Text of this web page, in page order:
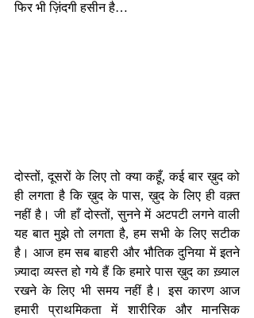
फिर भी ज़िंदगी हसीन है…
दोस्तों, दूसरों के लिए तो क्या कहूँ, कई बार ख़ुद को
ही लगता है कि ख़ुद के पास, ख़ुद के लिए ही वक़्त
नहीं है। जी हाँ दोस्तों, सुनने में अटपटी लगने वाली
यह बात मुझे तो लगता है, हम सभी के लिए सटीक
है। आज हम सब बाहरी और भौतिक दुनिया में इतने
ज़्यादा व्यस्त हो गये हैं कि हमारे पास ख़ुद का ख़्याल
रखने के लिए भी समय नहीं है। इस कारण आज
हमारी प्राथमिकता में शारीरिक और मानसिक